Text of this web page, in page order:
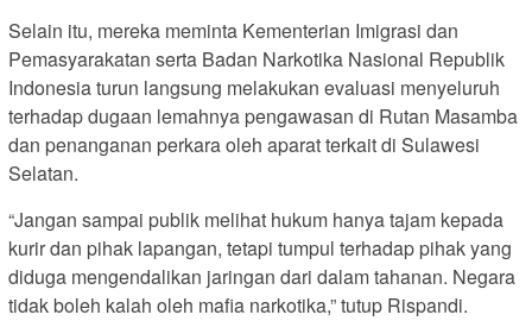
Selain itu, mereka meminta Kementerian Imigrasi dan
Pemasyarakatan serta Badan Narkotika Nasional Republik
Indonesia turun langsung melakukan evaluasi menyeluruh
terhadap dugaan lemahnya pengawasan di Rutan Masamba
dan penanganan perkara oleh aparat terkait di Sulawesi
Selatan.
“Jangan sampai publik melihat hukum hanya tajam kepada
kurir dan pihak lapangan, tetapi tumpul terhadap pihak yang
diduga mengendalikan jaringan dari dalam tahanan. Negara
tidak boleh kalah oleh mafia narkotika,” tutup Rispandi.